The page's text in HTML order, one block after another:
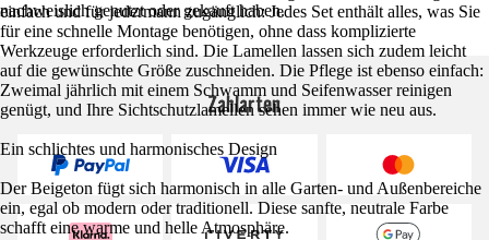
einfach und für jedermann zugänglich: Jedes Set enthält alles, was Sie
für eine schnelle Montage benötigen, ohne dass komplizierte
Werkzeuge erforderlich sind. Die Lamellen lassen sich zudem leicht
auf die gewünschte Größe zuschneiden. Die Pflege ist ebenso einfach:
Zweimal jährlich mit einem Schwamm und Seifenwasser reinigen
genügt, und Ihre Sichtschutzlamellen sehen immer wie neu aus.
Ein schlichtes und harmonisches Design
Der Beigeton fügt sich harmonisch in alle Garten- und Außenbereiche
ein, egal ob modern oder traditionell. Diese sanfte, neutrale Farbe
schafft eine warme und helle Atmosphäre.
nachweislich genutzt oder gekauft haben.
Zahlarten